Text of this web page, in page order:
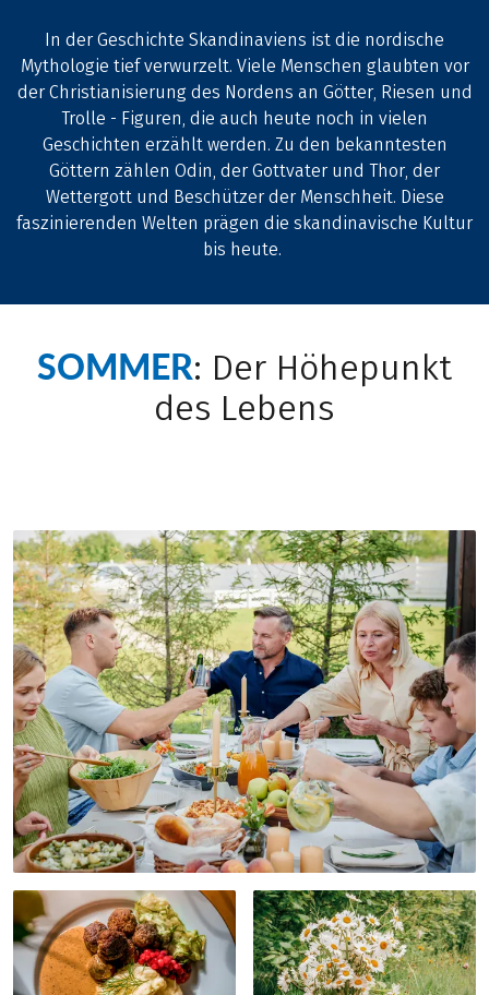
In der Geschichte Skandinaviens ist die nordische
Mythologie tief verwurzelt. Viele Menschen glaubten vor
der Christianisierung des Nordens an Götter, Riesen und
Trolle - Figuren, die auch heute noch in vielen
Geschichten erzählt werden. Zu den bekanntesten
Göttern zählen Odin, der Gottvater und Thor, der
Wettergott und Beschützer der Menschheit. Diese
faszinierenden Welten prägen die skandinavische Kultur
bis heute.
SOMMER: Der Höhepunkt
des Lebens